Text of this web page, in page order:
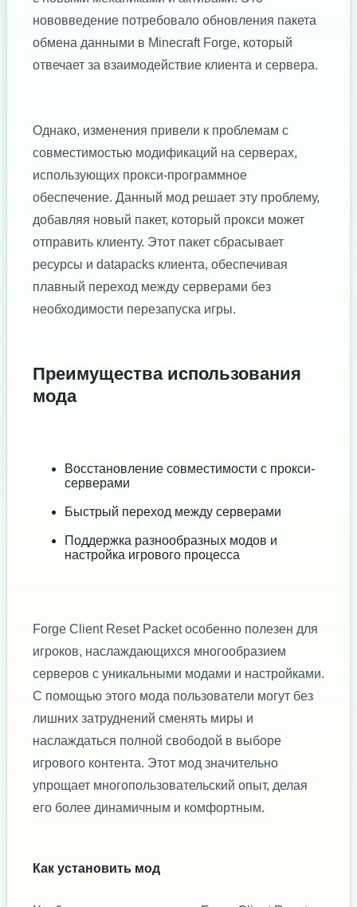
нововведение потребовало обновления пакета
обмена данными в Minecraft Forge, который
отвечает за взаимодействие клиента и сервера.
Однако, изменения привели к проблемам с
совместимостью модификаций на серверах,
использующих прокси-программное
обеспечение. Данный мод решает эту проблему,
добавляя новый пакет, который прокси может
отправить клиенту. Этот пакет сбрасывает
ресурсы и datapacks клиента, обеспечивая
плавный переход между серверами без
необходимости перезапуска игры.
Преимущества использования
мода
Восстановление совместимости с прокси-
серверами
Быстрый переход между серверами
Поддержка разнообразных модов и
настройка игрового процесса
Forge Client Reset Packet особенно полезен для
игроков, наслаждающихся многообразием
серверов с уникальными модами и настройками.
С помощью этого мода пользователи могут без
лишних затруднений сменять миры и
наслаждаться полной свободой в выборе
игрового контента. Этот мод значительно
упрощает многопользовательский опыт, делая
его более динамичным и комфортным.
Как установить мод